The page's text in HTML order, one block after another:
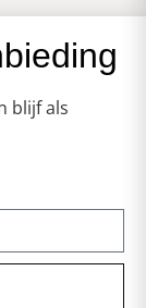
blijf als